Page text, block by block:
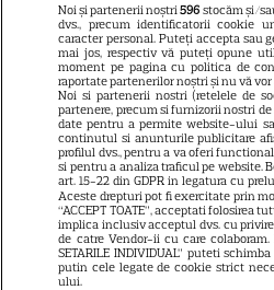
Cum se
și care
Noi și partenerii noștri596 stocăm și/
dvs., precum identificatorii cookie
caracter personal. Puteți accepta sau
mai jos, respectiv vă puteți opune
moment pe pagina cu politica de
raportate partenerilor noștri și nu vă
Noi si partenerii nostri (retelele de
partenere, precum si furnizorii nostri
date pentru a permite website-ului
continutul si anunturile publicitare
profilul dvs., pentru a va oferi
si pentru a analiza traficul pe website.
art. 15-22 din GDPR in legatura cu
Aceste drepturi pot fi exercitate prin
“ACCEPT TOATE”, acceptati folosirea
implica inclusiv acceptul dvs. cu
de catre Vendor-ii cu care colaboram.
SETARILE INDIVIDUAL” puteti
putin cele legate de cookie strict
ului.